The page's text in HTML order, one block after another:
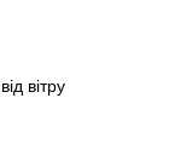
вітру